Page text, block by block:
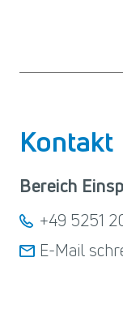
Kontakt
Bereich
+49 5251
E-Mail